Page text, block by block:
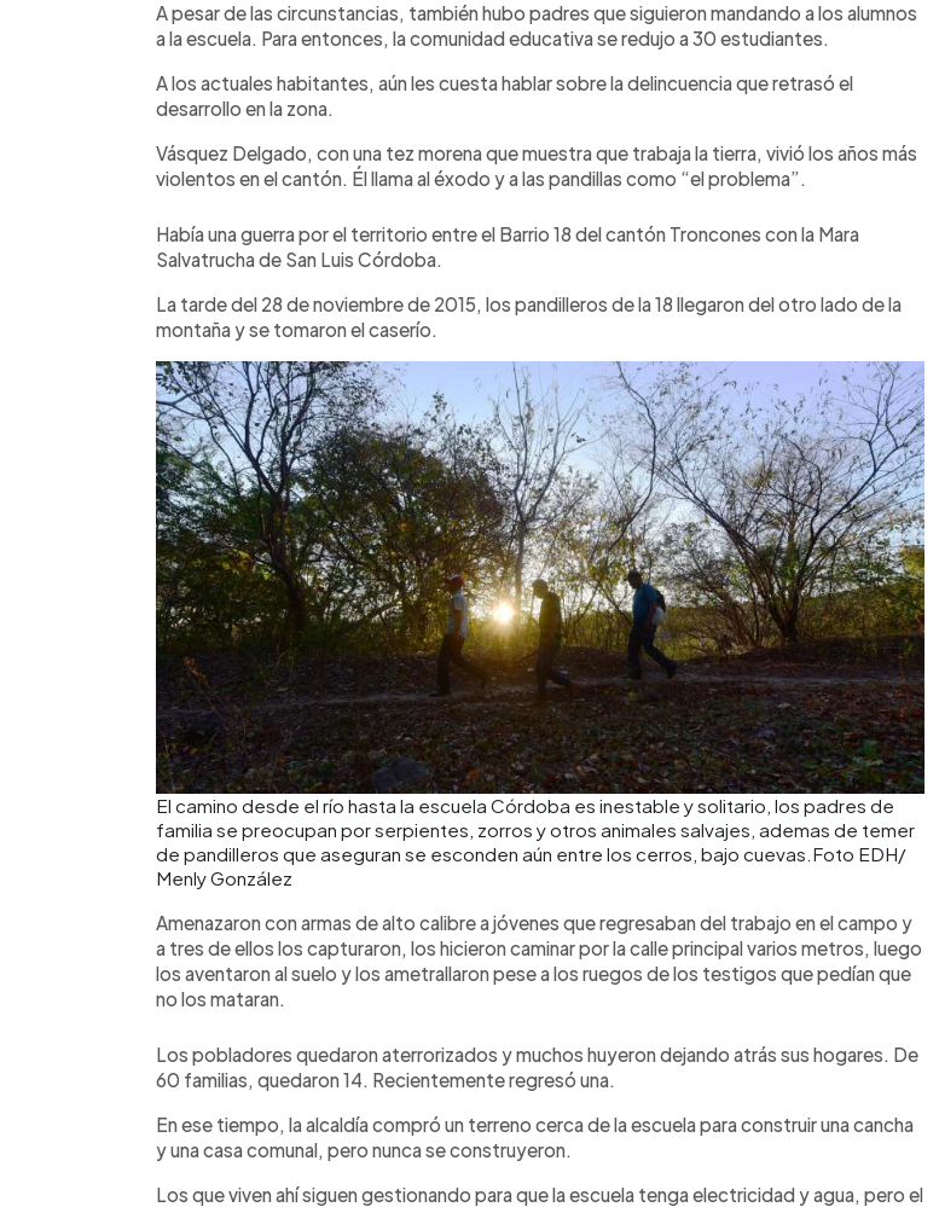
A pesar de las circunstancias, también hubo padres que siguieron mandando a los alumnos
a la escuela. Para entonces, la comunidad educativa se redujo a 30 estudiantes.
A los actuales habitantes, aún les cuesta hablar sobre la delincuencia que retrasó el
desarrollo en la zona.
Vásquez Delgado, con una tez morena que muestra que trabaja la tierra, vivió los años más
violentos en el cantón. Él llama al éxodo y a las pandillas como “el problema”.
Había una guerra por el territorio entre el Barrio 18 del cantón Troncones con la Mara
Salvatrucha de San Luis Córdoba.
La tarde del 28 de noviembre de 2015, los pandilleros de la 18 llegaron del otro lado de la
montaña y se tomaron el caserío.
El camino desde el río hasta la escuela Córdoba es inestable y solitario, los padres de
familia se preocupan por serpientes, zorros y otros animales salvajes, ademas de temer
de pandilleros que aseguran se esconden aún entre los cerros, bajo cuevas.Foto EDH/
Menly González
Amenazaron con armas de alto calibre a jóvenes que regresaban del trabajo en el campo y
a tres de ellos los capturaron, los hicieron caminar por la calle principal varios metros, luego
los aventaron al suelo y los ametrallaron pese a los ruegos de los testigos que pedían que
no los mataran.
Los pobladores quedaron aterrorizados y muchos huyeron dejando atrás sus hogares. De
60 familias, quedaron 14. Recientemente regresó una.
En ese tiempo, la alcaldía compró un terreno cerca de la escuela para construir una cancha
y una casa comunal, pero nunca se construyeron.
Los que viven ahí siguen gestionando para que la escuela tenga electricidad y agua, pero el